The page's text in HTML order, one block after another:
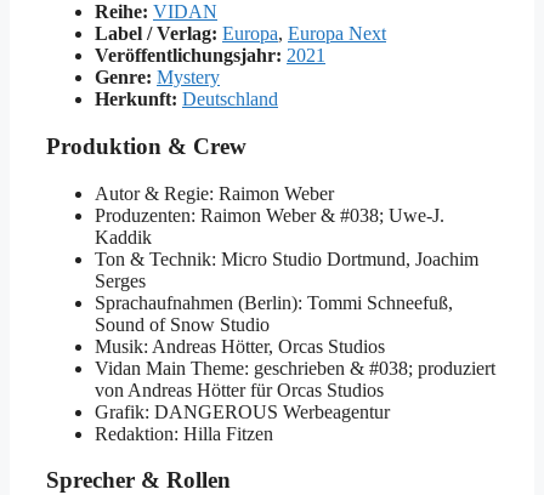
Reihe: VIDAN
Label / Verlag: Europa, Europa Next
Veröffentlichungsjahr: 2021
Genre: Mystery
Herkunft: Deutschland
Produktion & Crew
Autor & Regie: Raimon Weber
Produzenten: Raimon Weber& #038; Uwe-J.
Kaddik
Ton & Technik: Micro Studio Dortmund, Joachim
Serges
Sprachaufnahmen (Berlin): Tommi Schneefuß,
Sound of Snow Studio
Musik: Andreas Hötter, Orcas Studios
Vidan Main Theme: geschrieben & #038; produziert
von Andreas Hötter für Orcas Studios
Grafik: DANGEROUS Werbeagentur
Redaktion: Hilla Fitzen
Sprecher & Rollen